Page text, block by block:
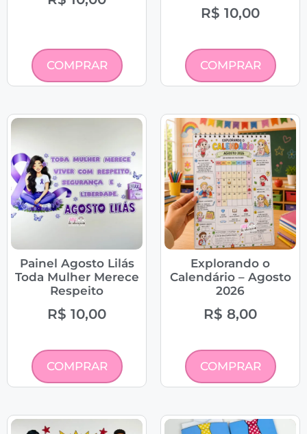
COMPRAR
R$ 10,00
COMPRAR
Painel Agosto Lilás
Toda Mulher Merece
Respeito
R$ 10,00
COMPRAR
Explorando o
Calendário – Agosto
2026
R$ 8,00
COMPRAR